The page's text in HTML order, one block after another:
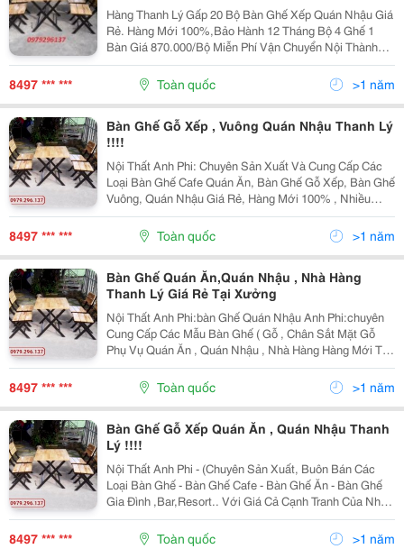
Hàng Thanh Lý Gấp 20 Bộ Bàn Ghế Xếp Quán Nhậu Giá
Rẻ. Hàng Mới 100%,Bảo Hành 12 Tháng Bộ 4 Ghế 1
Bàn Giá 870.000/Bộ Miễn Phí Vận Chuyển Nội Thành
Mua Trên 10 Bộ Liên Hệ: 0979.296.137: Zalo
8497 *** *** Toàn quốc >1 năm
Bàn Ghế Gỗ Xếp , Vuông Quán Nhậu Thanh Lý
!!!!
Nội Thất Anh Phi: Chuyên Sản Xuất Và Cung Cấp Các
Loại Bàn Ghế Cafe Quán Ăn, Bàn Ghế Gỗ Xếp, Bàn Ghế
Vuông, Quán Nhậu Giá Rẻ, Hàng Mới 100% , Nhiều
Mẫu Mã Và Giá Cả Tốt Nhất Trên Thị Trường. Liên Hệ:
Tại Xưởng Sản Xuất :0979.296.137: Gặp A...
8497 *** *** Toàn quốc >1 năm
Bàn Ghế Quán Ăn,Quán Nhậu , Nhà Hàng
Thanh Lý Giá Rẻ Tại Xưởng
Nội Thất Anh Phi:bàn Ghế Quán Nhậu Anh Phi:chuyên
Cung Cấp Các Mẫu Bàn Ghế ( Gỗ , Chân Sắt Mặt Gỗ
Phụ Vụ Quán Ăn , Quán Nhậu , Nhà Hàng Hàng Mới Tại
Xưởng - Cam Kết Giá Tốt Tại Cơ Sở ( Không Qua Trung
Gian Cửa Hàng , Đại Lý ,...) - Bảo Hành Sản Phẩm...
8497 *** *** Toàn quốc >1 năm
Bàn Ghế Gỗ Xếp Quán Ăn , Quán Nhậu Thanh
Lý !!!!
Nội Thất Anh Phi - (Chuyên Sản Xuất, Buôn Bán Các
Loại Bàn Ghế - Bàn Ghế Cafe - Bàn Ghế Ăn - Bàn Ghế
Gia Đình ,Bar,Resort.. Với Giá Cả Cạnh Tranh Của Nhà
Sản Xuất,Nhiều Mẫu Mã Đa Dạng,Bảo Hành 12
Tháng,Vận Chuyển Miễn Phí,Uy Tín Và Chất Lượng
Hàng...
8497 *** *** Toàn quốc >1 năm